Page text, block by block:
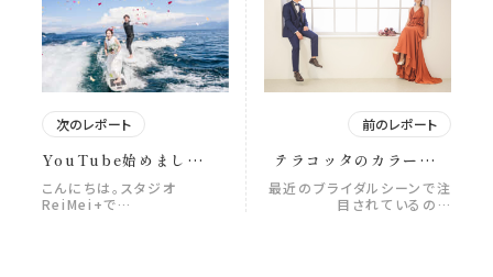
次のレポート
YouTube始めまし
た！！
こんにちは。スタジオ
ReiMei+で…
前のレポート
テラコッタのカラードレ
ス
最近のブライダルシーンで注
目されているの…